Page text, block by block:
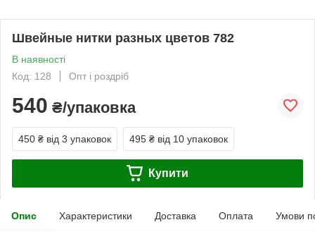
Швейные нитки разных цветов 782
В наявності
Код: 128
Опт і роздріб
540 ₴/упаковка
450 ₴ від 3 упаковок 495 ₴ від 10 упаковок
Купити
Опис Характеристики Доставка Оплата Умови